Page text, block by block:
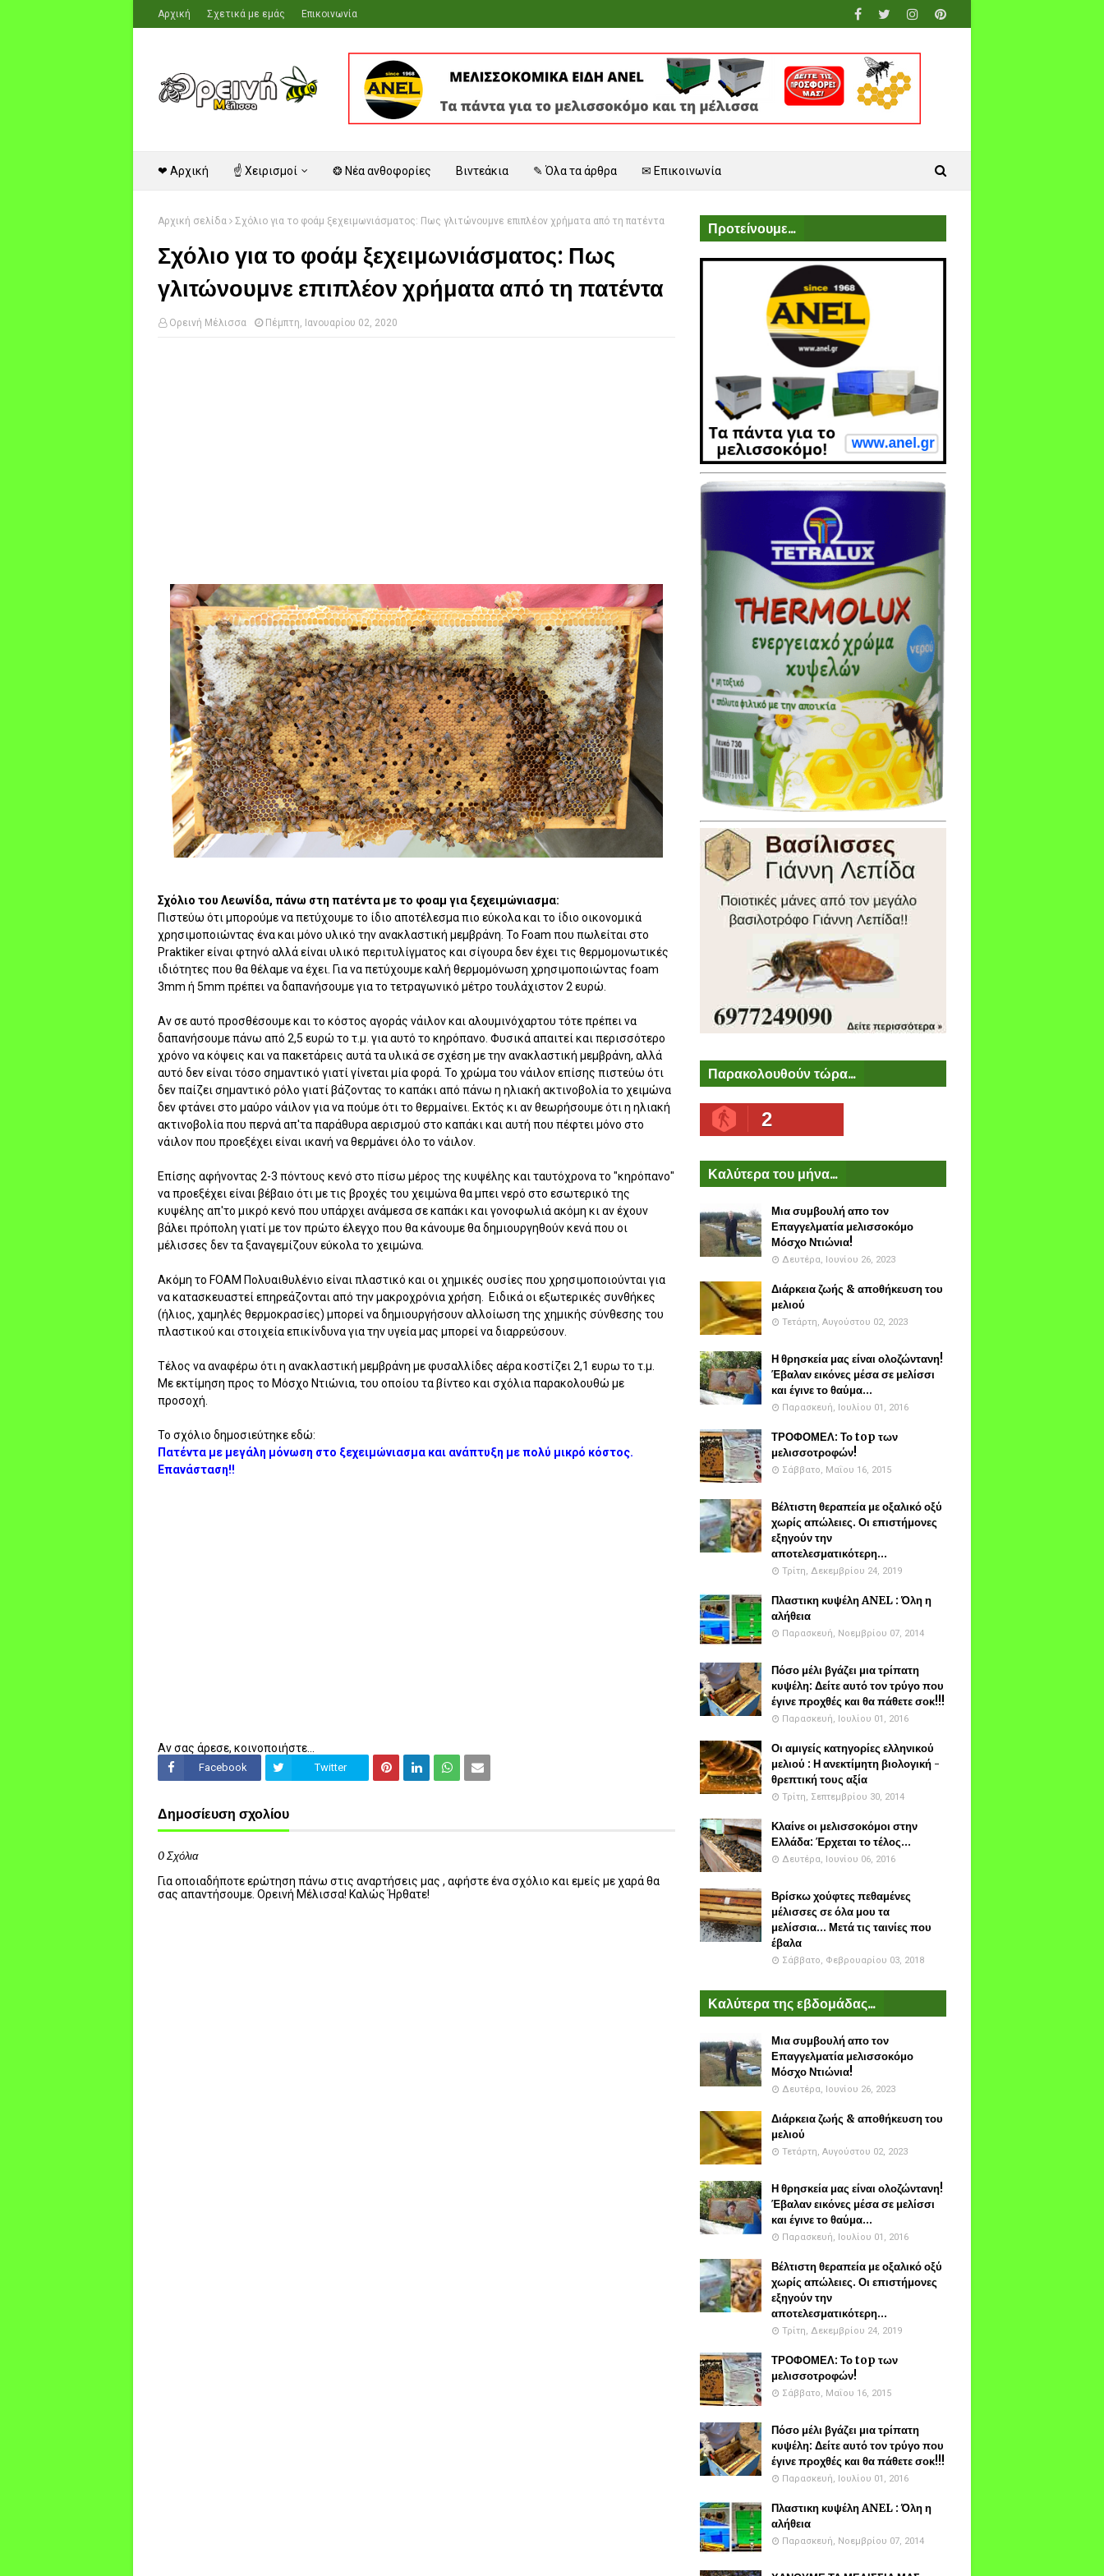
Αρχική Σχετικά με εμάς Επικοινωνία
❤ Αρχική ☝ Χειρισμοί ❂ Νέα ανθοφορίες Βιντεάκια ✎ Όλα τα άρθρα ✉ Επικοινωνία
Αρχική σελίδα Σχόλιο για το φοάμ ξεχειμωνιάσματος: Πως γλιτώνουμνε επιπλέον χρήματα από τη πατέντα
Σχόλιο για το φοάμ ξεχειμωνιάσματος: Πως
γλιτώνουμνε επιπλέον χρήματα από τη πατέντα
Ορεινή Μέλισσα Πέμπτη, Ιανουαρίου 02, 2020
Σχόλιο του Λεωνίδα, πάνω στη πατέντα με το φοαμ για ξεχειμώνιασμα:
Πιστεύω ότι μπορούμε να πετύχουμε το ίδιο αποτέλεσμα πιο εύκολα και το ίδιο οικονομικά
χρησιμοποιώντας ένα και μόνο υλικό την ανακλαστική μεμβράνη. Το Foam που πωλείται στο
Praktiker είναι φτηνό αλλά είναι υλικό περιτυλίγματος και σίγουρα δεν έχει τις θερμομονωτικές
ιδιότητες που θα θέλαμε να έχει. Για να πετύχουμε καλή θερμομόνωση χρησιμοποιώντας foam
3mm ή 5mm πρέπει να δαπανήσουμε για το τετραγωνικό μέτρο τουλάχιστον 2 ευρώ.
Αν σε αυτό προσθέσουμε και το κόστος αγοράς νάιλον και αλουμινόχαρτου τότε πρέπει να
δαπανήσουμε πάνω από 2,5 ευρώ το τ.μ. για αυτό το κηρόπανο. Φυσικά απαιτεί και περισσότερο
χρόνο να κόψεις και να πακετάρεις αυτά τα υλικά σε σχέση με την ανακλαστική μεμβράνη, αλλά
αυτό δεν είναι τόσο σημαντικό γιατί γίνεται μία φορά. Το χρώμα του νάιλον επίσης πιστεύω ότι
δεν παίζει σημαντικό ρόλο γιατί βάζοντας το καπάκι από πάνω η ηλιακή ακτινοβολία το χειμώνα
δεν φτάνει στο μαύρο νάιλον για να πούμε ότι το θερμαίνει. Εκτός κι αν θεωρήσουμε ότι η ηλιακή
ακτινοβολία που περνά απ'τα παράθυρα αερισμού στο καπάκι και αυτή που πέφτει μόνο στο
νάιλον που προεξέχει είναι ικανή να θερμάνει όλο το νάιλον.
Επίσης αφήνοντας 2-3 πόντους κενό στο πίσω μέρος της κυψέλης και ταυτόχρονα το "κηρόπανο"
να προεξέχει είναι βέβαιο ότι με τις βροχές του χειμώνα θα μπει νερό στο εσωτερικό της
κυψέλης απ'το μικρό κενό που υπάρχει ανάμεσα σε καπάκι και γονοφωλιά ακόμη κι αν έχουν
βάλει πρόπολη γιατί με τον πρώτο έλεγχο που θα κάνουμε θα δημιουργηθούν κενά που οι
μέλισσες δεν τα ξαναγεμίζουν εύκολα το χειμώνα.
Ακόμη το FOAM Πολυαιθυλένιο είναι πλαστικό και οι χημικές ουσίες που χρησιμοποιούνται για
να κατασκευαστεί επηρεάζονται από την μακροχρόνια χρήση. Ειδικά οι εξωτερικές συνθήκες
(ήλιος, χαμηλές θερμοκρασίες) μπορεί να δημιουργήσουν αλλοίωση της χημικής σύνθεσης του
πλαστικού και στοιχεία επικίνδυνα για την υγεία μας μπορεί να διαρρεύσουν.
Τέλος να αναφέρω ότι η ανακλαστική μεμβράνη με φυσαλλίδες αέρα κοστίζει 2,1 ευρω το τ.μ.
Με εκτίμηση προς το Μόσχο Ντιώνια, του οποίου τα βίντεο και σχόλια παρακολουθώ με
προσοχή.
Το σχόλιο δημοσιεύτηκε εδώ:
Πατέντα με μεγάλη μόνωση στο ξεχειμώνιασμα και ανάπτυξη με πολύ μικρό κόστος.
Επανάσταση!!
Αν σας άρεσε, κοινοποιήστε...
Facebook Twitter
Δημοσίευση σχολίου
0 Σχόλια
Για οποιαδήποτε ερώτηση πάνω στις αναρτήσεις μας , αφήστε ένα σχόλιο και εμείς με χαρά θα
σας απαντήσουμε. Ορεινή Μέλισσα! Καλώς Ήρθατε!
Προτείνουμε...
Παρακολουθούν τώρα...
2
Καλύτερα του μήνα...
Μια συμβουλή απο τον
Επαγγελματία μελισσοκόμο
Μόσχο Ντιώνια!
Δευτέρα, Ιουνίου 26, 2023
Διάρκεια ζωής & αποθήκευση του
μελιού
Τετάρτη, Αυγούστου 02, 2023
Η θρησκεία μας είναι ολοζώντανη!
Έβαλαν εικόνες μέσα σε μελίσσι
και έγινε το θαύμα...
Παρασκευή, Ιουλίου 01, 2016
ΤΡΟΦΟΜΕΛ: Το top των
μελισσοτροφών!
Σάββατο, Μαΐου 16, 2015
Βέλτιστη θεραπεία με οξαλικό οξύ
χωρίς απώλειες. Οι επιστήμονες
εξηγούν την
αποτελεσματικότερη...
Τρίτη, Δεκεμβρίου 24, 2019
Πλαστικη κυψέλη ANEL : Όλη η
αλήθεια
Παρασκευή, Νοεμβρίου 07, 2014
Πόσο μέλι βγάζει μια τρίπατη
κυψέλη: Δείτε αυτό τον τρύγο που
έγινε προχθές και θα πάθετε σοκ!!!
Παρασκευή, Ιουλίου 01, 2016
Οι αμιγείς κατηγορίες ελληνικού
μελιού : Η ανεκτίμητη βιολογική -
θρεπτική τους αξία
Τρίτη, Σεπτεμβρίου 30, 2014
Κλαίνε οι μελισσοκόμοι στην
Ελλάδα: Έρχεται το τέλος...
Δευτέρα, Ιουνίου 06, 2016
Βρίσκω χούφτες πεθαμένες
μέλισσες σε όλα μου τα
μελίσσια... Μετά τις ταινίες που
έβαλα
Σάββατο, Φεβρουαρίου 03, 2018
Καλύτερα της εβδομάδας...
Μια συμβουλή απο τον
Επαγγελματία μελισσοκόμο
Μόσχο Ντιώνια!
Δευτέρα, Ιουνίου 26, 2023
Διάρκεια ζωής & αποθήκευση του
μελιού
Τετάρτη, Αυγούστου 02, 2023
Η θρησκεία μας είναι ολοζώντανη!
Έβαλαν εικόνες μέσα σε μελίσσι
και έγινε το θαύμα...
Παρασκευή, Ιουλίου 01, 2016
Βέλτιστη θεραπεία με οξαλικό οξύ
χωρίς απώλειες. Οι επιστήμονες
εξηγούν την
αποτελεσματικότερη...
Τρίτη, Δεκεμβρίου 24, 2019
ΤΡΟΦΟΜΕΛ: Το top των
μελισσοτροφών!
Σάββατο, Μαΐου 16, 2015
Πόσο μέλι βγάζει μια τρίπατη
κυψέλη: Δείτε αυτό τον τρύγο που
έγινε προχθές και θα πάθετε σοκ!!!
Παρασκευή, Ιουλίου 01, 2016
Πλαστικη κυψέλη ANEL : Όλη η
αλήθεια
Παρασκευή, Νοεμβρίου 07, 2014